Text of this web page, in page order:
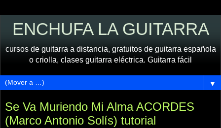
ENCHUFA LA GUITARRA
cursos de guitarra a distancia, gratuitos de guitarra española
o criolla, clases guitarra eléctrica. Guitarra fácil
▼
Se Va Muriendo Mi Alma ACORDES
(Marco Antonio Solís) tutorial